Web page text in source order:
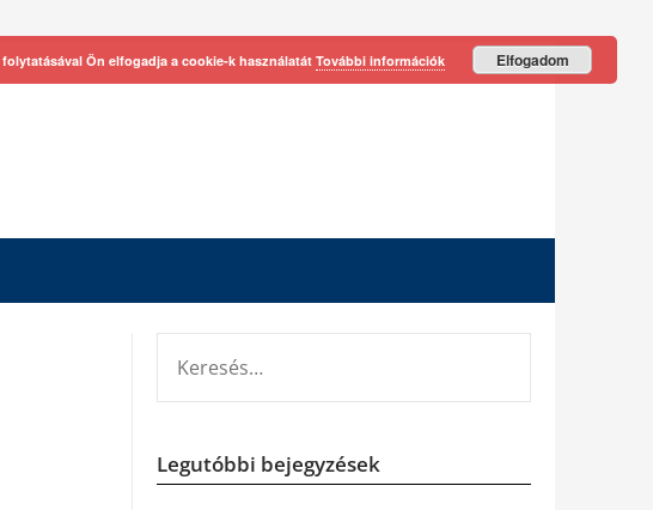
Legutóbbi bejegyzések
Ön elfogadja a cookie-k használatátTovábbi információk Elfogadom